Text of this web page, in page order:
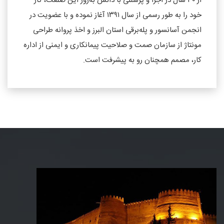
خود را به ‌طور رسمی از سال ۱۳۹۱ آغاز نموده و با عضویت در
انجمن آسانسور و پله‌برقی استان البرز و اخذ پروانه طراحی
مونتاژ از سازمان صمت و صلاحیت پیمانکاری و ایمنی از اداره
کار، مصمم همچنان رو به پیشرفت است.